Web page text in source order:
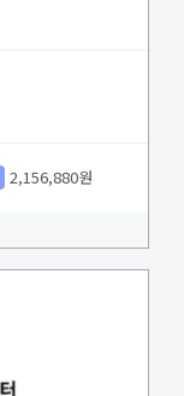
2,156,880원